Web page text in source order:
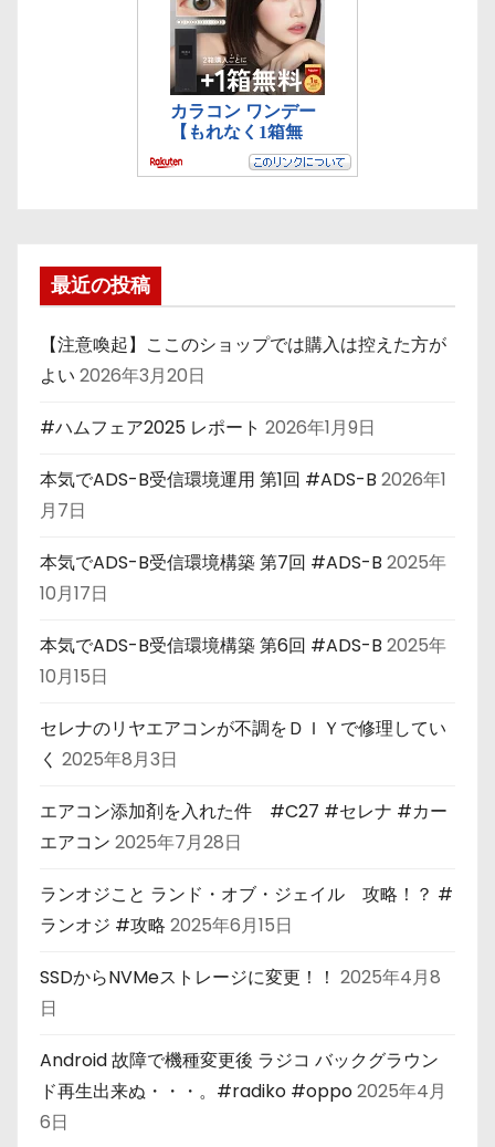
最近の投稿
【注意喚起】ここのショップでは購入は控えた方が
よい 2026年3月20日
#ハムフェア2025 レポート 2026年1月9日
本気でADS-B受信環境運用 第1回 #ADS-B 2026年1
月7日
本気でADS-B受信環境構築 第7回 #ADS-B 2025年
10月17日
本気でADS-B受信環境構築 第6回 #ADS-B 2025年
10月15日
セレナのリヤエアコンが不調をＤＩＹで修理してい
く 2025年8月3日
エアコン添加剤を入れた件 #C27 #セレナ #カー
エアコン 2025年7月28日
ランオジこと ランド・オブ・ジェイル 攻略！？ #
ランオジ #攻略 2025年6月15日
SSDからNVMeストレージに変更！！ 2025年4月8
日
Android 故障で機種変更後 ラジコ バックグラウン
ド再生出来ぬ・・・。#radiko #oppo2025年4月
6日